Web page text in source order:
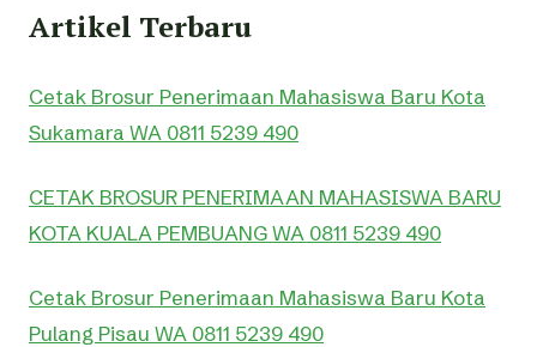
Artikel Terbaru
Cetak Brosur Penerimaan Mahasiswa Baru Kota
Sukamara WA 0811 5239 490
CETAK BROSUR PENERIMAAN MAHASISWA BARU
KOTA KUALA PEMBUANG WA 0811 5239 490
Cetak Brosur Penerimaan Mahasiswa Baru Kota
Pulang Pisau WA 0811 5239 490